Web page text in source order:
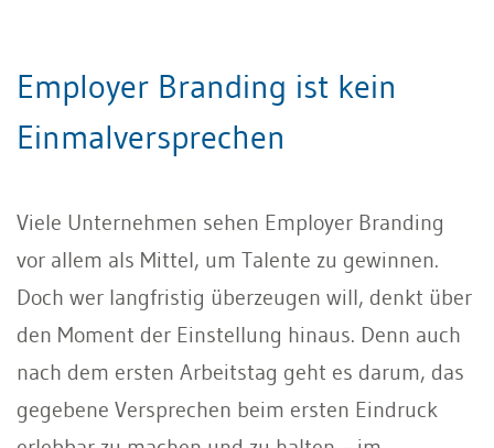
Employer Branding ist kein
Einmalversprechen
Viele Unternehmen sehen Employer Branding
vor allem als Mittel, um Talente zu gewinnen.
Doch wer langfristig überzeugen will, denkt über
den Moment der Einstellung hinaus. Denn auch
nach dem ersten Arbeitstag geht es darum, das
gegebene Versprechen beim ersten Eindruck